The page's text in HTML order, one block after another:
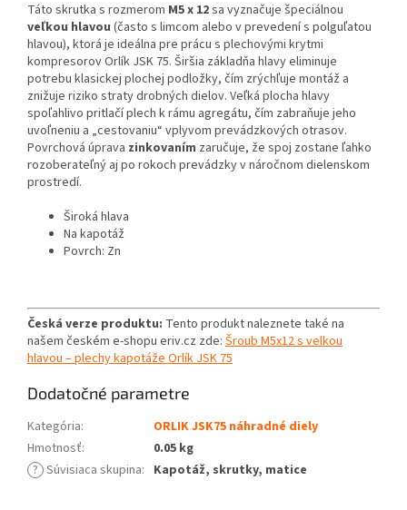
Táto skrutka s rozmerom M5 x 12sa vyznačuje špeciálnou
veľkou hlavou (často s limcom alebo v prevedení s polguľatou
hlavou), ktorá je ideálna pre prácu s plechovými krytmi
kompresorov Orlík JSK 75. Širšia základňa hlavy eliminuje
potrebu klasickej plochej podložky, čím zrýchľuje montáž a
znižuje riziko straty drobných dielov. Veľká plocha hlavy
spoľahlivo pritlačí plech k rámu agregátu, čím zabraňuje jeho
uvoľneniu a „cestovaniu“ vplyvom prevádzkových otrasov.
Povrchová úprava zinkovaním zaručuje, že spoj zostane ľahko
rozoberateľný aj po rokoch prevádzky v náročnom dielenskom
prostredí.
Široká hlava
Na kapotáž
Povrch: Zn
Česká verze produktu: Tento produkt naleznete také na
našem českém e-shopu eriv.cz zde: Šroub M5x12 s velkou
hlavou – plechy kapotáže Orlík JSK 75
Dodatočné parametre
Kategória:
ORLIK JSK75 náhradné diely
Hmotnosť:
0.05 kg
? Súvisiaca skupina: Kapotáž, skrutky, matice